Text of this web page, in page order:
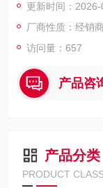
电压21 ... 31 V DC
更新时间：
厂商性质：经销商
访问量：657
产品咨
产品分类
PRODUCT